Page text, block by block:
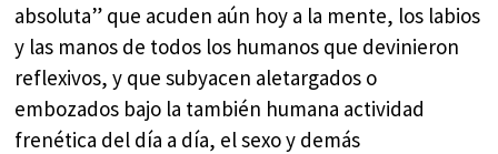
absoluta” que acuden aún hoy a la mente, los labios
y las manos de todos los humanos que devinieron
reflexivos, y que subyacen aletargados o
embozados bajo la también humana actividad
frenética del día a día, el sexo y demás